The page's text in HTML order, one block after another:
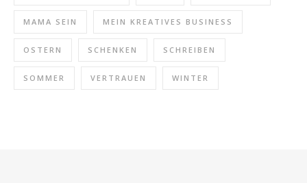
MAMA SEIN MEIN KREATIVES BUSINESS
OSTERN SCHENKEN SCHREIBEN
SOMMER VERTRAUEN WINTER